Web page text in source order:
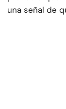
una señal de